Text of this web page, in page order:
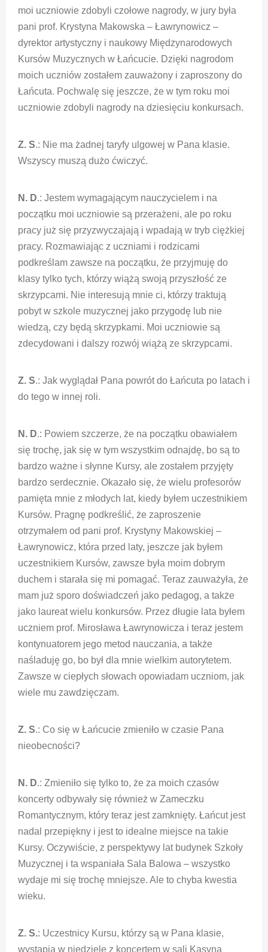
moi uczniowie zdobyli czołowe nagrody, w jury była
pani prof. Krystyna Makowska – Ławrynowicz –
dyrektor artystyczny i naukowy Międzynarodowych
Kursów Muzycznych w Łańcucie. Dzięki nagrodom
moich uczniów zostałem zauważony i zaproszony do
Łańcuta. Pochwalę się jeszcze, że w tym roku moi
uczniowie zdobyli nagrody na dziesięciu konkursach.
Z. S.: Nie ma żadnej taryfy ulgowej w Pana klasie.
Wszyscy muszą dużo ćwiczyć.
N. D.: Jestem wymagającym nauczycielem i na
początku moi uczniowie są przerażeni, ale po roku
pracy już się przyzwyczajają i wpadają w tryb ciężkiej
pracy. Rozmawiając z uczniami i rodzicami
podkreślam zawsze na początku, że przyjmuję do
klasy tylko tych, którzy wiążą swoją przyszłość ze
skrzypcami. Nie interesują mnie ci, którzy traktują
pobyt w szkole muzycznej jako przygodę lub nie
wiedzą, czy będą skrzypkami. Moi uczniowie są
zdecydowani i dalszy rozwój wiążą ze skrzypcami.
Z. S.: Jak wyglądał Pana powrót do Łańcuta po latach i
do tego w innej roli.
N. D.: Powiem szczerze, że na początku obawiałem
się trochę, jak się w tym wszystkim odnajdę, bo są to
bardzo ważne i słynne Kursy, ale zostałem przyjęty
bardzo serdecznie. Okazało się, że wielu profesorów
pamięta mnie z młodych lat, kiedy byłem uczestnikiem
Kursów. Pragnę podkreślić, że zaproszenie
otrzymałem od pani prof. Krystyny Makowskiej –
Ławrynowicz, która przed laty, jeszcze jak byłem
uczestnikiem Kursów, zawsze była moim dobrym
duchem i starała się mi pomagać. Teraz zauważyła, że
mam już sporo doświadczeń jako pedagog, a także
jako laureat wielu konkursów. Przez długie lata byłem
uczniem prof. Mirosława Ławrynowicza i teraz jestem
kontynuatorem jego metod nauczania, a także
naśladuję go, bo był dla mnie wielkim autorytetem.
Zawsze w ciepłych słowach opowiadam uczniom, jak
wiele mu zawdzięczam.
Z. S.: Co się w Łańcucie zmieniło w czasie Pana
nieobecności?
N. D.: Zmieniło się tylko to, że za moich czasów
koncerty odbywały się również w Zameczku
Romantycznym, który teraz jest zamknięty. Łańcut jest
nadal przepiękny i jest to idealne miejsce na takie
Kursy. Oczywiście, z perspektywy lat budynek Szkoły
Muzycznej i ta wspaniała Sala Balowa – wszystko
wydaje mi się trochę mniejsze. Ale to chyba kwestia
wieku.
Z. S.: Uczestnicy Kursu, którzy są w Pana klasie,
wystąpią w niedzielę z koncertem w sali Kasyna